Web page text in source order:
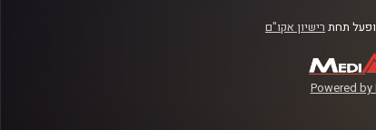
תחת רישיון אקו"ם
Powered